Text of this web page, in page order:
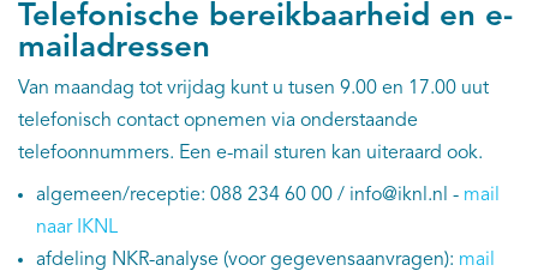
Over IKNL
Kanker & leven
Palliatieve zorg
Telefonische bereikbaarheid en e-
mailadressen
Van maandag tot vrijdag kunt u tusen 9.00 en 17.00 uut
telefonisch contact opnemen via onderstaande
telefoonnummers. Een e-mail sturen kan uiteraard ook.
algemeen/receptie: 088 234 60 00 / info@iknl.nl - mail
naar IKNL
afdeling NKR-analyse (voor gegevensaanvragen): mail